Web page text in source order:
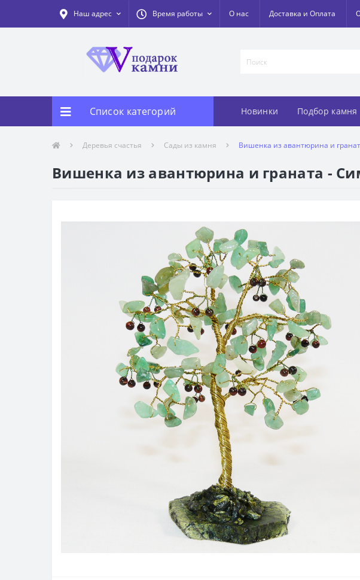
Наш адрес Время работы О нас Доставка и Оплата
Список категорий Новинки Подбор камня
Деревья счастья Сады из камня Вишенка из авантюрина и
Вишенка из авантюрина и граната -